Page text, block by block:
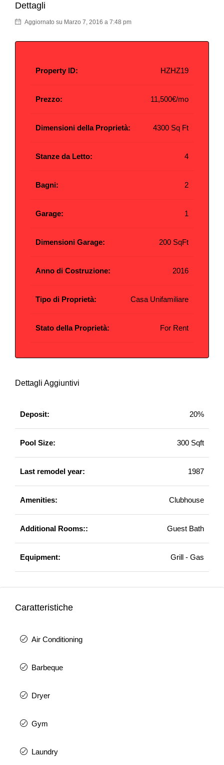
Dettagli
Aggiornato su Marzo 7, 2016 a 7:48 pm
Property ID: HZHZ19
Prezzo: 11,500€/mo
Dimensioni della Proprietà: 4300 Sq Ft
Stanze da Letto: 4
Bagni: 2
Garage: 1
Dimensioni Garage: 200 SqFt
Anno di Costruzione: 2016
Tipo di Proprietà: Casa Unifamiliare
Stato della Proprietà: For Rent
Dettagli Aggiuntivi
Deposit: 20%
Pool Size: 300 Sqft
Last remodel year: 1987
Amenities: Clubhouse
Additional Rooms:: Guest Bath
Equipment: Grill - Gas
Caratteristiche
Air Conditioning
Barbeque
Dryer
Gym
Laundry